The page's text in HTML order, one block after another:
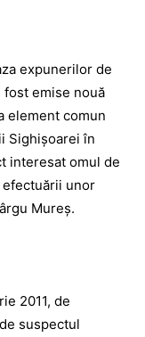
expunerilor de
fost emise nouă
element comun
Sighişoarei în
interesat omul de
unor
Mureş.
2011, de
suspectul